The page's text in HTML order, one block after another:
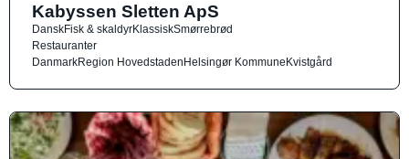
Kabyssen Sletten ApS
DanskFisk & skaldyrKlassiskSmørrebrød
Restauranter
DanmarkRegion HovedstadenHelsingør KommuneKvistgård